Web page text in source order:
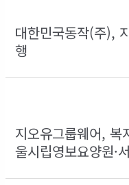
대한민국동작(주),
행
지오유그룹웨어,
울시립영보요양원·